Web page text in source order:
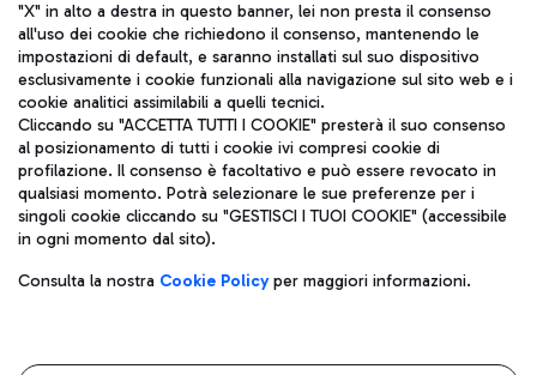
Aeroporti di Roma S.p.A. - Società soggetta a direzione e
coordinamento di Mundys S.p.A.
Codice fiscale e Registro delle Imprese di Roma 13032990155 P.
IVA 06572251004
Capitale sociale 62.224.743,00 int. vers.
Sede legale: Via Pier Paolo Racchetti 1 - 00054 Fiumicino (RM)
telefono +39 06 65951
Privacy policy
Note legali
Roma FCO
"X" in alto a destra in questo banner, lei non presta il consenso
all'uso dei cookie che richiedono il consenso, mantenendo le
impostazioni di default, e saranno installati sul suo dispositivo
esclusivamente i cookie funzionali alla navigazione sul sito web e i
cookie analitici assimilabili a quelli tecnici.
Cliccando su "ACCETTA TUTTI I COOKIE" presterà il suo consenso
al posizionamento di tutti i cookie ivi compresi cookie di
profilazione. Il consenso è facoltativo e può essere revocato in
qualsiasi momento. Potrà selezionare le sue preferenze per i
singoli cookie cliccando su "GESTISCI I TUOI COOKIE" (accessibile
in ogni momento dal sito).
Consulta la nostra Cookie Policyper maggiori informazioni.